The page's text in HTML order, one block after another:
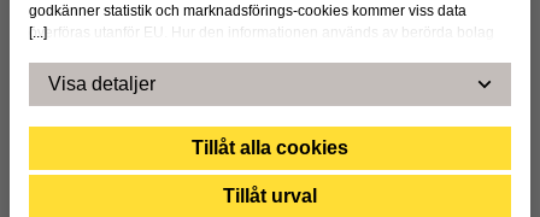
[...]
godkänner statistik och marknadsförings-cookies kommer viss data
överföras utanför EU. Hur den informationen används av berörda bolag
gällande hantering av personuppgifter som ställs inom EU, vilket kan
innebära vissa risker för dina personuppgifter. De berörda bolagen måste
en sådan begäran. Det kan dock vara svårt eller omöjligt för dig att hävda
personuppgifter som de brottsbekämpande myndigheterna har fått
tillgång till. Genom att godkänna statistik och marknadsförings-cookies
Visa detaljer
Tillåt alla cookies
Tillåt urval